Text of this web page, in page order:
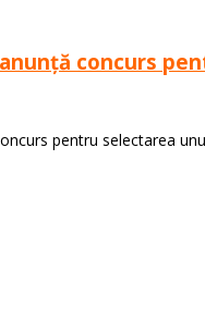
concurs
pentru selectarea